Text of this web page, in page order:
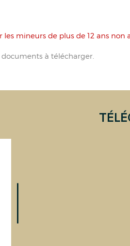
mineurs de plus de 12 ans non
à télécharger.